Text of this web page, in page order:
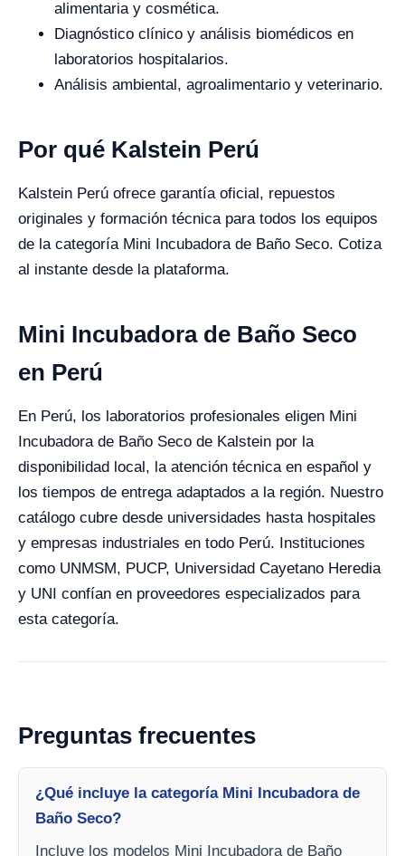
alimentaria y cosmética.
Diagnóstico clínico y análisis biomédicos en
laboratorios hospitalarios.
Análisis ambiental, agroalimentario y veterinario.
Por qué Kalstein Perú
Kalstein Perú ofrece garantía oficial, repuestos
originales y formación técnica para todos los equipos
de la categoría Mini Incubadora de Baño Seco. Cotiza
al instante desde la plataforma.
Mini Incubadora de Baño Seco
en Perú
En Perú, los laboratorios profesionales eligen Mini
Incubadora de Baño Seco de Kalstein por la
disponibilidad local, la atención técnica en español y
los tiempos de entrega adaptados a la región. Nuestro
catálogo cubre desde universidades hasta hospitales
y empresas industriales en todo Perú. Instituciones
como UNMSM, PUCP, Universidad Cayetano Heredia
y UNI confían en proveedores especializados para
esta categoría.
Preguntas frecuentes
¿Qué incluye la categoría Mini Incubadora de
Baño Seco?
Incluye los modelos Mini Incubadora de Baño